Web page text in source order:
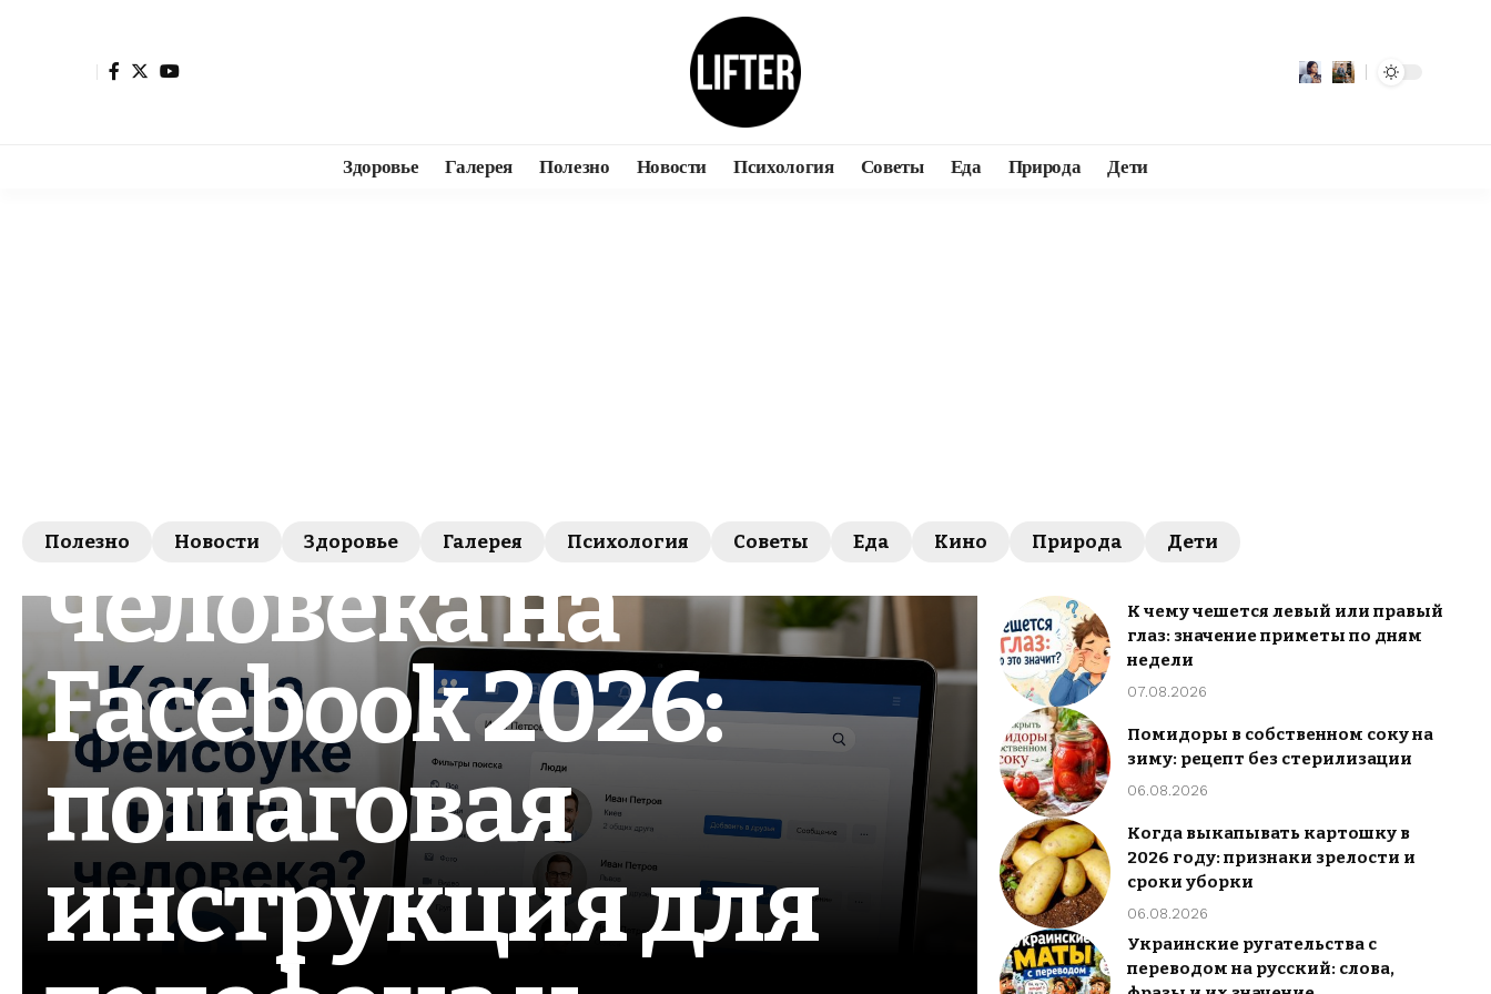
Здоровье Галерея Полезно Новости Психология Советы Еда Природа Дети
Полезно Новости Здоровье Галерея Психология Советы Еда Кино Природа Дети
Как найти
человека на
Facebook 2026:
пошаговая
инструкция для
К чему чешется левый или правый
глаз: значение приметы по дням
недели
07.08.2026
Помидоры в собственном соку на
зиму: рецепт без стерилизации
06.08.2026
Когда выкапывать картошку в
2026 году: признаки зрелости и
сроки уборки
06.08.2026
Украинские ругательства с
переводом на русский: слова,